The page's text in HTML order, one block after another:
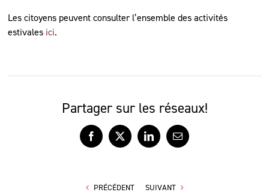
Les citoyens peuvent consulter l’ensemble des activités
estivales ici.
Partager sur les réseaux!
Facebook
X LinkedInCourriel
PRÉCÉDENT SUIVANT